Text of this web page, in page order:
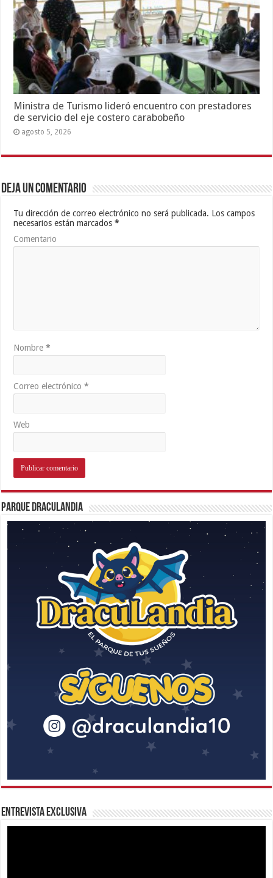
Ministra de Turismo lideró encuentro con prestadores
de servicio del eje costero carabobeño
agosto 5, 2026
Deja un comentario
Tu dirección de correo electrónico no será publicada. Los campos
necesarios están marcados*
Comentario
Nombre*
Correo electrónico*
Web
Parque Draculandia
Entrevista Exclusiva